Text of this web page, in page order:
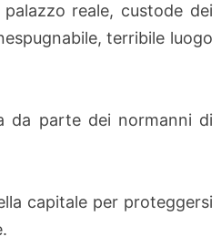
reale, custode dei
terribile luogo
da parte dei normanni di
capitale per proteggersi